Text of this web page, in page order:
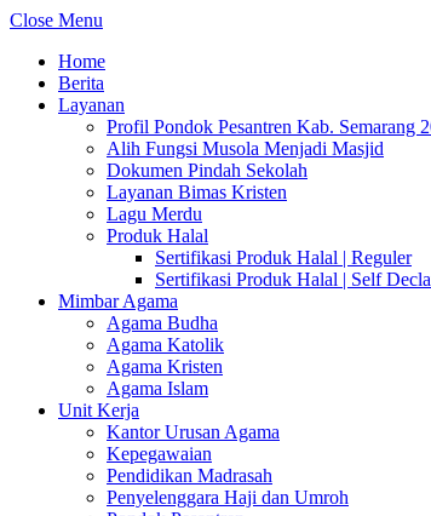
Close Menu
Home
Berita
Layanan
Profil Pondok Pesantren Kab. Semarang
Alih Fungsi Musola Menjadi Masjid
Dokumen Pindah Sekolah
Layanan Bimas Kristen
Lagu Merdu
Produk Halal
Sertifikasi Produk Halal | Reguler
Sertifikasi Produk Halal | Self
Mimbar Agama
Agama Budha
Agama Katolik
Agama Kristen
Agama Islam
Unit Kerja
Kantor Urusan Agama
Kepegawaian
Pendidikan Madrasah
Penyelenggara Haji dan Umroh